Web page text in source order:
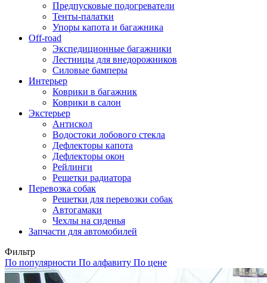
Предпусковые подогреватели
Тенты-палатки
Упоры капота и багажника
Off-road
Экспедиционные багажники
Лестницы для внедорожников
Силовые бамперы
Интерьер
Коврики в багажник
Коврики в салон
Экстерьер
Антискол
Водостоки лобового стекла
Дефлекторы капота
Дефлекторы окон
Рейлинги
Решетки радиатора
Перевозка собак
Решетки для перевозки собак
Автогамаки
Чехлы на сиденья
Запчасти для автомобилей
Фильтр
По популярности По алфавиту По цене